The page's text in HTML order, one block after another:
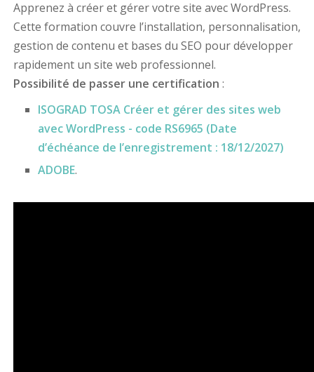
Apprenez à créer et gérer votre site avec WordPress.
Cette formation couvre l’installation, personnalisation,
gestion de contenu et bases du SEO pour développer
rapidement un site web professionnel.
Possibilité de passer une certification :
ISOGRAD TOSA Créer et gérer des sites web
avec WordPress - code RS6965 (Date
d’échéance de l’enregistrement : 18/12/2027)
ADOBE.